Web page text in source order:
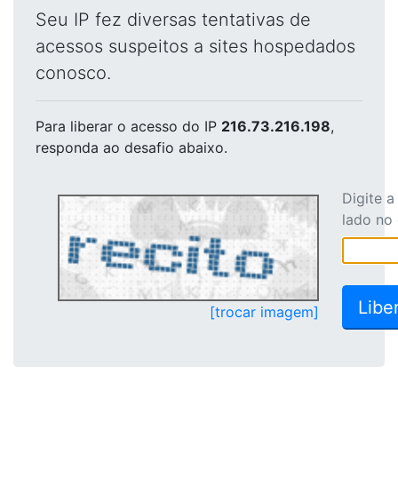
Seu IP fez diversas tentativas de
acessos suspeitos a sites hospedados
conosco.
Para liberar o acesso do IP 216.73.216.198,
responda ao desafio abaixo.
[trocar imagem]
Digite
lado no